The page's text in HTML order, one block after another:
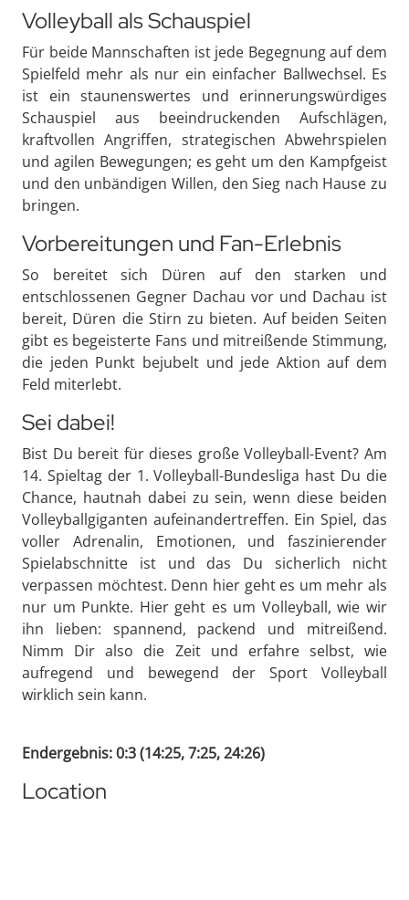
Volleyball als Schauspiel
Für beide Mannschaften ist jede Begegnung auf dem
Spielfeld mehr als nur ein einfacher Ballwechsel. Es
ist ein staunenswertes und erinnerungswürdiges
Schauspiel aus beeindruckenden Aufschlägen,
kraftvollen Angriffen, strategischen Abwehrspielen
und agilen Bewegungen; es geht um den Kampfgeist
und den unbändigen Willen, den Sieg nach Hause zu
bringen.
Vorbereitungen und Fan-Erlebnis
So bereitet sich Düren auf den starken und
entschlossenen Gegner Dachau vor und Dachau ist
bereit, Düren die Stirn zu bieten. Auf beiden Seiten
gibt es begeisterte Fans und mitreißende Stimmung,
die jeden Punkt bejubelt und jede Aktion auf dem
Feld miterlebt.
Sei dabei!
Bist Du bereit für dieses große Volleyball-Event? Am
14. Spieltag der 1. Volleyball-Bundesliga hast Du die
Chance, hautnah dabei zu sein, wenn diese beiden
Volleyballgiganten aufeinandertreffen. Ein Spiel, das
voller Adrenalin, Emotionen, und faszinierender
Spielabschnitte ist und das Du sicherlich nicht
verpassen möchtest. Denn hier geht es um mehr als
nur um Punkte. Hier geht es um Volleyball, wie wir
ihn lieben: spannend, packend und mitreißend.
Nimm Dir also die Zeit und erfahre selbst, wie
aufregend und bewegend der Sport Volleyball
wirklich sein kann.
Endergebnis: 0:3 (14:25, 7:25, 24:26)
Location